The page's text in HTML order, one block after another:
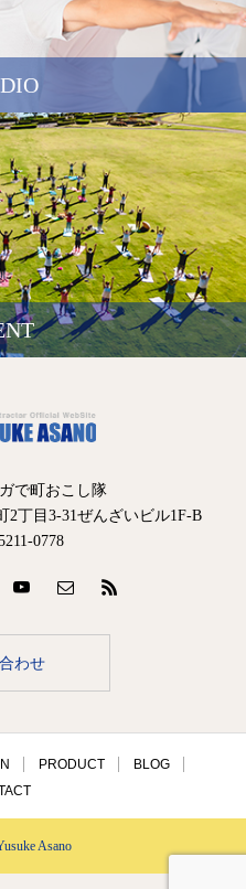
で町おこし隊
2丁目3-31ぜんざいビル1F-B
0778
わせ
PRODUCT
BLOG
Asano